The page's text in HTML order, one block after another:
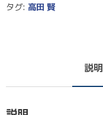
タグ: 高田 賢
説明